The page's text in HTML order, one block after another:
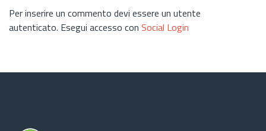
Per inserire un commento devi essere un utente
autenticato. Esegui accesso con Social Login